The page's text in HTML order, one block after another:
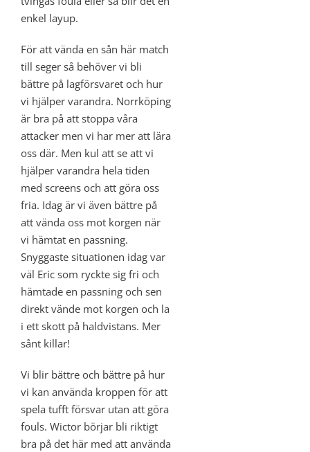
enkel layup.
För att vända en sån här match
till seger så behöver vi bli
bättre på lagförsvaret och hur
vi hjälper varandra. Norrköping
är bra på att stoppa våra
attacker men vi har mer att lära
oss där. Men kul att se att vi
hjälper varandra hela tiden
med screens och att göra oss
fria. Idag är vi även bättre på
att vända oss mot korgen när
vi hämtat en passning.
Snyggaste situationen idag var
väl Eric som ryckte sig fri och
hämtade en passning och sen
direkt vände mot korgen och la
i ett skott på haldvistans. Mer
sånt killar!
Vi blir bättre och bättre på hur
vi kan använda kroppen för att
spela tufft försvar utan att göra
fouls. Wictor börjar bli riktigt
bra på det här med att använda